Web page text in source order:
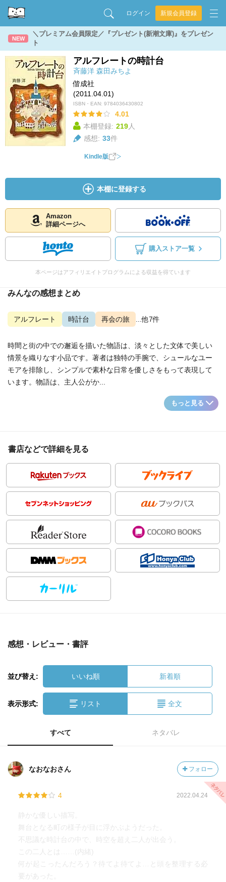
ログイン 新規会員登録
NEW
＼プレミアム会員限定／『プレゼント(新潮文庫)』をプレゼン
ト
アルフレートの時計台
斉藤洋 森田みちよ
偕成社
(2011.04.01)
ISBN・EAN: 9784036430802
4.01
本棚登録: 219人
感想: 33件
Kindle版
本棚に登録する
Amazon
詳細ページへ
購入ストア一覧
本ページはアフィリエイトプログラムによる収益を得ています
みんなの感想まとめ
アルフレート 時計台 再会の旅 ...他7件
時間と街の中での邂逅を描いた物語は、淡々とした文体で美しい
情景を織りなす小品です。著者は独特の手腕で、シュールなユー
モアを排除し、シンプルで素朴な日常を優しさをもって表現して
います。物語は、主人公がか...
もっと見る
書店などで詳細を見る
感想・レビュー・書評
並び替え: いいね順 新着順
表示形式: リスト 全文
すべて ネタバレ
なおなおさん フォロー
4 2022.04.24
静かな優しい描写。
舞台となる町の様子が目に浮かぶようだった。
不思議な時計台の中で、時空を超え二人が出会う。
この二人とは……(内緒)
何が起こったんだろう？待てよ待てよ…と頭を整理する必
要があった。